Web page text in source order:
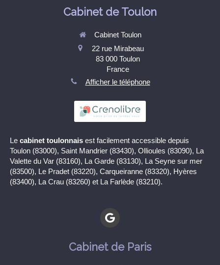
Cabinet de Toulon
Cabinet Toulon
22 rue Mirabeau
83 000 Toulon
France
Afficher le téléphone
Le cabinet toulonnais est facilement accessible depuis
Toulon (83000), Saint Mandrier (83430), Ollioules (83090), La
Valette du Var (83160), La Garde (83130), La Seyne sur mer
(83500), Le Pradet (83220), Carqueiranne (83320), Hyères
(83400), La Crau (83260) et La Farlède (83210).
Cabinet de Paris